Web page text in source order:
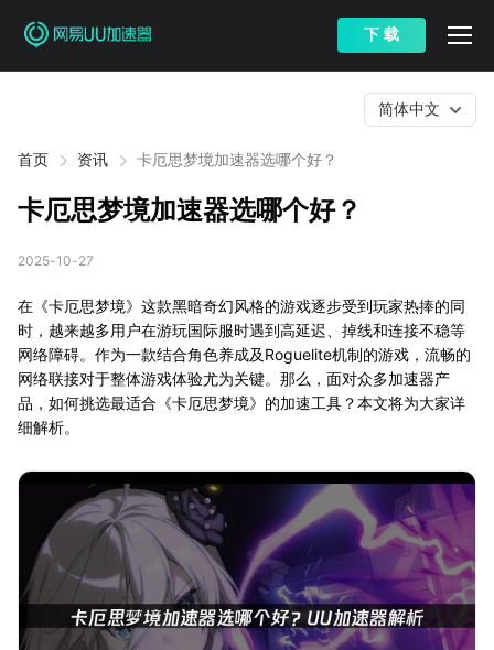
下 载
首页 资讯 卡厄思梦境加速器选哪个好？
简体中文
卡厄思梦境加速器选哪个好？
2025-10-27
在《卡厄思梦境》这款黑暗奇幻风格的游戏逐步受到玩家热捧的同
时，越来越多用户在游玩国际服时遇到高延迟、掉线和连接不稳等
网络障碍。作为一款结合角色养成及Roguelite机制的游戏，流畅的
网络联接对于整体游戏体验尤为关键。那么，面对众多加速器产
品，如何挑选最适合《卡厄思梦境》的加速工具？本文将为大家详
细解析。